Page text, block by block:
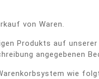
von Waren.
Produkts auf
angegebenen
wie